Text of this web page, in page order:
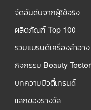
จัดอันดับจากผู้ใช้จริง
ผลิตภัณฑ์ Top 100
รวมแบรนด์เครื่องสำอาง
กิจกรรม Beauty Tester
บทความบิวตี้เทรนด์
แลกของรางวัล